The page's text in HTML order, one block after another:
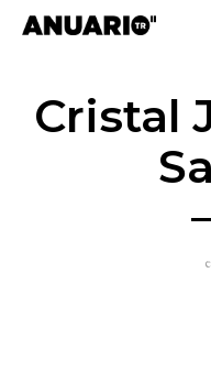
Cristal